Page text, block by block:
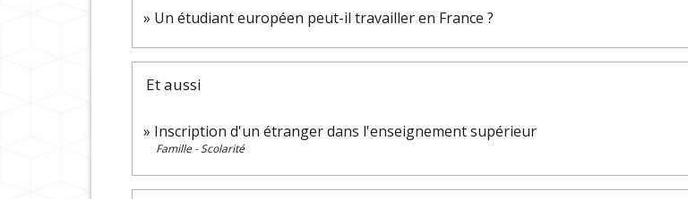
Un étudiant européen peut-il travailler en France ?
Et aussi
Inscription d'un étranger dans l'enseignement supérieur
Famille - Scolarité